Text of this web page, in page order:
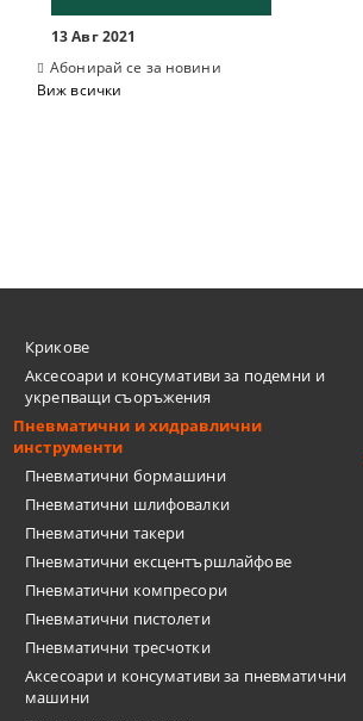
13 Авг 2021
Абонирай се за новини
Виж всички
Крикове
Аксесоари и консумативи за подемни и
укрепващи съоръжения
Пневматични и хидравлични
инструменти
Пневматични бормашини
Пневматични шлифовалки
Пневматични такери
Пневматични ексцентършлайфове
Пневматични компресори
Пневматични пистолети
Пневматични тресчотки
Аксесоари и консумативи за пневматични
машини